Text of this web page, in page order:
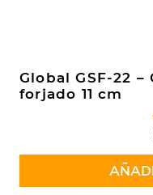
Global GSF-22
forjado 11 cm